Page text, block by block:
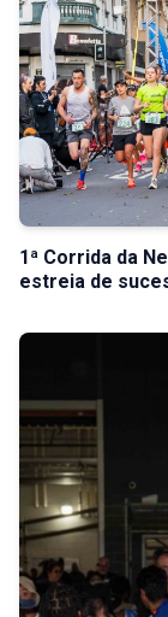
1ª Corrida da
estreia de